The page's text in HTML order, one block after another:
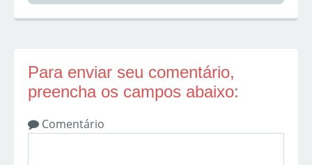
Para enviar seu comentário,
preencha os campos abaixo:
Comentário